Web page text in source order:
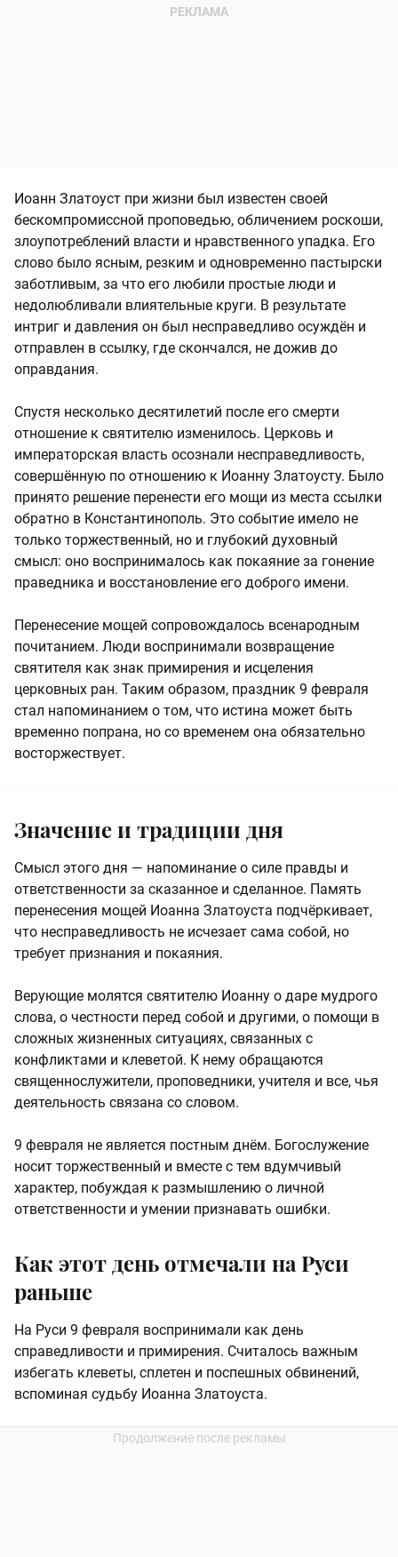
Иоанн Златоуст при жизни был известен своей
бескомпромиссной проповедью, обличением роскоши,
злоупотреблений власти и нравственного упадка. Его
слово было ясным, резким и одновременно пастырски
заботливым, за что его любили простые люди и
недолюбливали влиятельные круги. В результате
интриг и давления он был несправедливо осуждён и
отправлен в ссылку, где скончался, не дожив до
оправдания.
Спустя несколько десятилетий после его смерти
отношение к святителю изменилось. Церковь и
императорская власть осознали несправедливость,
совершённую по отношению к Иоанну Златоусту. Было
принято решение перенести его мощи из места ссылки
обратно в Константинополь. Это событие имело не
только торжественный, но и глубокий духовный
смысл: оно воспринималось как покаяние за гонение
праведника и восстановление его доброго имени.
Перенесение мощей сопровождалось всенародным
почитанием. Люди воспринимали возвращение
святителя как знак примирения и исцеления
церковных ран. Таким образом, праздник 9 февраля
стал напоминанием о том, что истина может быть
временно попрана, но со временем она обязательно
восторжествует.
Значение и традиции дня
Смысл этого дня — напоминание о силе правды и
ответственности за сказанное и сделанное. Память
перенесения мощей Иоанна Златоуста подчёркивает,
что несправедливость не исчезает сама собой, но
требует признания и покаяния.
Верующие молятся святителю Иоанну о даре мудрого
слова, о честности перед собой и другими, о помощи в
сложных жизненных ситуациях, связанных с
конфликтами и клеветой. К нему обращаются
священнослужители, проповедники, учителя и все, чья
деятельность связана со словом.
9 февраля не является постным днём. Богослужение
носит торжественный и вместе с тем вдумчивый
характер, побуждая к размышлению о личной
ответственности и умении признавать ошибки.
Как этот день отмечали на Руси
раньше
На Руси 9 февраля воспринимали как день
справедливости и примирения. Считалось важным
избегать клеветы, сплетен и поспешных обвинений,
вспоминая судьбу Иоанна Златоуста.